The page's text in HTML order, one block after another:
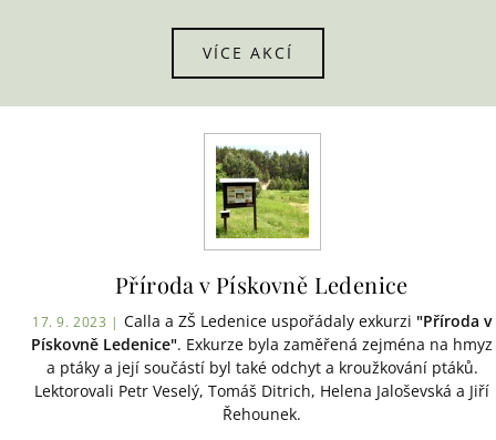
VÍCE AKCÍ
Příroda v Pískovně Ledenice
17. 9. 2023 | Calla a ZŠ Ledenice uspořádaly exkurzi "Příroda v
Pískovně Ledenice". Exkurze byla zaměřená zejména na hmyz
a ptáky a její součástí byl také odchyt a kroužkování ptáků.
Lektorovali Petr Veselý, Tomáš Ditrich, Helena Jaloševská a Jiří
Řehounek.